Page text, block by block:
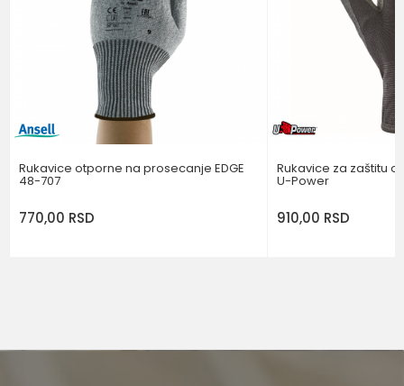
Rukavice otporne na prosecanje EDGE
48-707
770,00 RSD
Rukavice za zaštitu
U-Power
910,00 RSD